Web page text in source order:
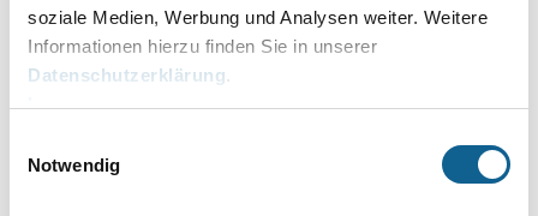
soziale Medien, Werbung und Analysen weiter. Weitere
Informationen hierzu finden Sie in unserer
Datenschutzerklärung.
Impressum
Notwendig
dessen Erfüllung sie ihr übermittelt wurden.
Anschließend muss sie die mitgeteilten Daten
löschen.
gem. § 49 BMG
, erhält die anfragende Person sofort,